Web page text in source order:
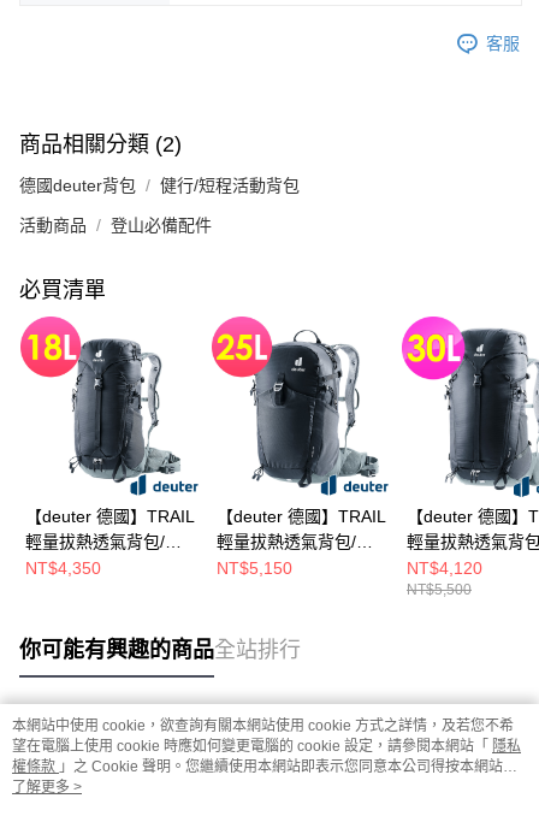
客服
商品相關分類 (2)
德國deuter背包 健行/短程活動背包
活動商品 登山必備配件
必買清單
【deuter 德國】TRAIL
輕量拔熱透氣背包/登
山背包18L(3440124
NT$4,350
【deuter 德國】TRAIL
輕量拔熱透氣背包/登
山背包25L(3440524
NT$5,150
【deuter 德國】
輕量拔熱透氣背
山背包
黑)
NT$4,120
NT$5,500
你可能有興趣的商品全站排行
熱門標籤
本網站中使用 cookie，欲查詢有關本網站使用 cookie 方式之詳情，及若您不希
望在電腦上使用 cookie 時應如何變更電腦的 cookie 設定，請參閱本網站「 隱私
權條款 」之 Cookie 聲明。您繼續使用本網站即表示您同意本公司得按本網站使
用條款之 Cookie 聲明使用 cookie。
了解更多 >